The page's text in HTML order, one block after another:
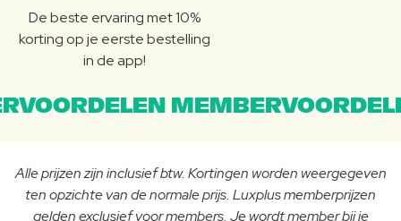
De beste ervaring met 10%
korting op je eerste bestelling
in de app!
Alle prijzen zijn inclusief btw. Kortingen worden weergegeven
ten opzichte van de normale prijs. Luxplus memberprijzen
gelden exclusief voor members. Je wordt member bij je